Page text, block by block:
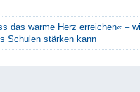
das warme Herz erreichen« –
Schulen stärken kann